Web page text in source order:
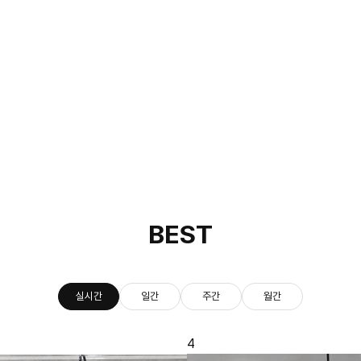
BEST
실시간 일간 주간 월간
5